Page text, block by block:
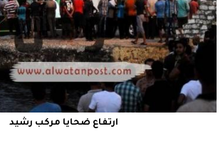
ارتفاع ضحايا مركب رشيد